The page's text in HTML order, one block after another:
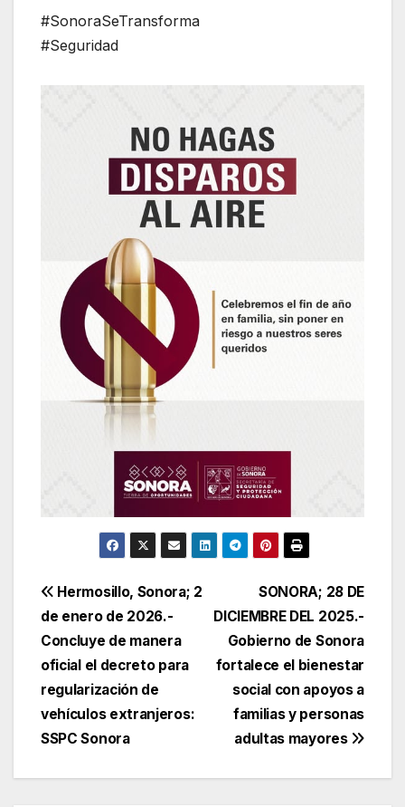
#SonoraSeTransforma
#Seguridad
Navegación
de
entradas
SONORA; 28 DE
DICIEMBRE DEL 2025.-
Gobierno de Sonora
fortalece el bienestar
social con apoyos a
familias y personas
adultas mayores
Hermosillo, Sonora; 2
de enero de 2026.-
Concluye de manera
oficial el decreto para
regularización de
vehículos extranjeros:
SSPC Sonora